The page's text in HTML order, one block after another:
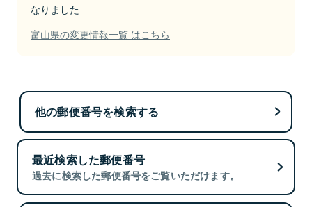
なりました
富山県の変更情報一覧 はこちら
他の郵便番号を検索する
最近検索した郵便番号
過去に検索した郵便番号をご覧いただけます。